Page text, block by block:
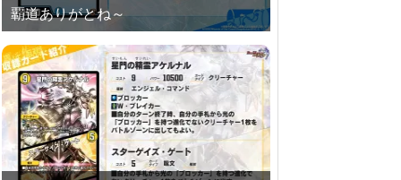
覇道ありがとね～